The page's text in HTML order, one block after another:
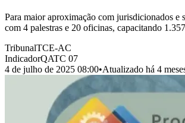
Para maior aproximação com jurisdicionados
com 4 palestras e 20 oficinas, capacitando
TribunalTCE-AC
IndicadorQATC 07
4 de julho de 2025 08:00•Atualizado há 4